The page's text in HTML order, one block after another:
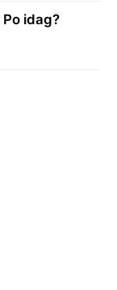
idag?